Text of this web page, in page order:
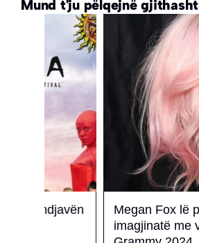
Mund t'ju pëlqejnë
Megan Fox lë pak vend
imagjinatë me veshjen e